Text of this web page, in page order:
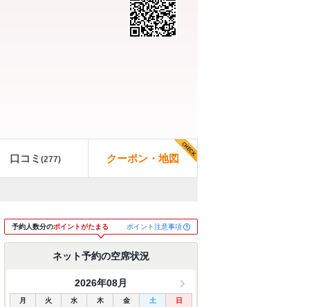
口コミ (277) クーポン・地図
予約人数分のポイントがたまる ポイント注意事項
ネット予約の空席状況
2026年08月
月 火 水 木 金 土
日